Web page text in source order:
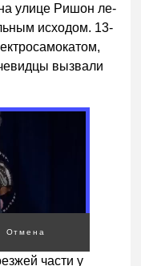
улице Ришон ле-
исходом. 13-
вызвали
Отмена
части у